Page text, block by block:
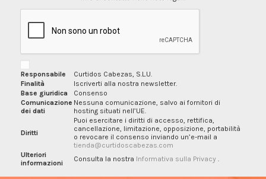
Responsabile
Curtidos Cabezas, S.L.U.
Finalità
Iscriverti alla nostra newsletter.
Base giuridica
Consenso
Comunicazione
dei dati
Nessuna comunicazione, salvo ai fornitori di
hosting situati nell’UE.
Diritti
Puoi esercitare i diritti di accesso, rettifica,
cancellazione, limitazione, opposizione, portabilità
o revocare il consenso inviando un’e-mail a
tienda@curtidoscabezas.com
Ulteriori
informazioni
Consulta la nostra Informativa sulla Privacy